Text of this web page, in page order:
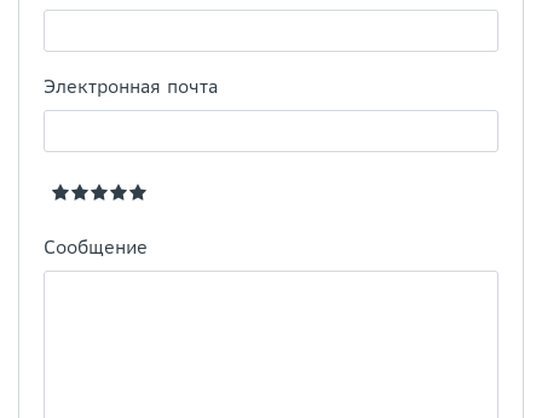
Электронная почта
Сообщение